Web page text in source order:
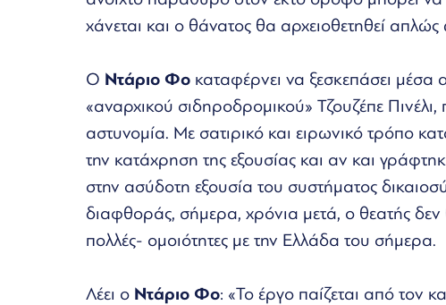
χάνεται και ο θάνατος θα αρχειοθετηθεί απλώς
Ο Ντάριο Φο καταφέρνει να ξεσκεπάσει
«αναρχικού σιδηροδρομικού» Τζουζέπε
αστυνομία. Με σατιρικό και ειρωνικό τρόπο
την κατάχρηση της εξουσίας και αν και
στην ασύδοτη εξουσία του συστήματος
διαφθοράς, σήμερα, χρόνια μετά, ο θεατής
πολλές- ομοιότητες με την Ελλάδα του σήμερα.
Λέει ο Ντάριο Φο: «Το έργο παίζεται από τον